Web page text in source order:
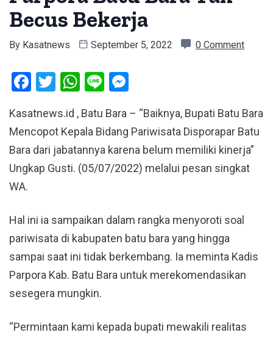
Becus Bekerja
By Kasatnews September 5, 2022 0 Comment
Facebook
Twitter
WhatsApp
Line
Kasatnews.id , Batu Bara – “Baiknya, Bupati Batu Bara
Mencopot Kepala Bidang Pariwisata Disporapar Batu
Bara dari jabatannya karena belum memiliki kinerja”
Ungkap Gusti. (05/07/2022) melalui pesan singkat
WA.
Hal ini ia sampaikan dalam rangka menyoroti soal
pariwisata di kabupaten batu bara yang hingga
sampai saat ini tidak berkembang. Ia meminta Kadis
Parpora Kab. Batu Bara untuk merekomendasikan
sesegera mungkin.
“Permintaan kami kepada bupati mewakili realitas